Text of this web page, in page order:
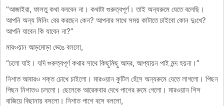
“আজাইরা, ফালতু কথা বলবেন না। কথাটা গুরুত্বপূর্ণ। তাই অন্যরুমে যেতে বলেছি।
আপনি অন্য মিনিং বের করছেন কেন? আপনার সাথে সময় কাটাতে চাইবো কোন দুঃখে?
আপনি যাবেন কি যাবেন না?”
মারওয়ান আড়মোড়া ভেঙে বললো,
“চলো যাই। যদি গুরুত্বপূর্ণ কথার সাথে কিছুমিছু আদর, আপ্যায়ন পাই মন্দ হয়না।”
নিশাত আবারও শক্ত চোখে চাইলো। মারওয়ান কুটিল হেঁসে অন্যরুমে যেতে লাগলো। পিছন
পিছন নিশাতও চললো। ছেলেকে আরেকবার দেখে পাশের রুমে গেলো। মারওয়ান শিস
বাজিয়ে বিছানায় বসলো। নিশাত পাশে বসে বললো,